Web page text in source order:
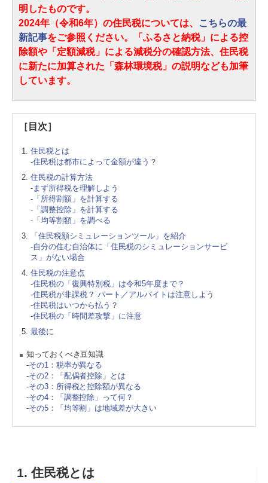
明したものです。
2024年（令和6年）の住民税については、
こちらの最
新記事をご参照ください。「ふるさと納税」による控
除額や「定額減税」による減税分の確認方法、住民税
に新たに加算された「森林環境税」の説明なども加筆
しています。
［目次］
住民税とは
-住民税は都市によって金額が違う？
住民税の計算方法
-まず所得税を理解しよう
- 「所得割額」を計算する
- 「調整控除」を計算する
- 「均等割額」を調べる
「住民税額シミュレーションツール」を紹介
-自分の住む自治体に「住民税のシミュレーションサービ
ス」がない場合
住民税の注意点
-住民税の「復興特別税」は令和5年度まで？
-住民税が非課税？ パート／アルバイトは注意しよう
-住民税はいつから払う？
-住民税の「時間差攻撃」に注意
最後に
知っておくべき豆知識
-その1：税率が異なる
-その2：「配偶者控除」とは
-その3：所得税と控除額が異なる
-その4：「調整控除」って何？
-その5：「均等割」は地域差が大きい
1. 住民税とは